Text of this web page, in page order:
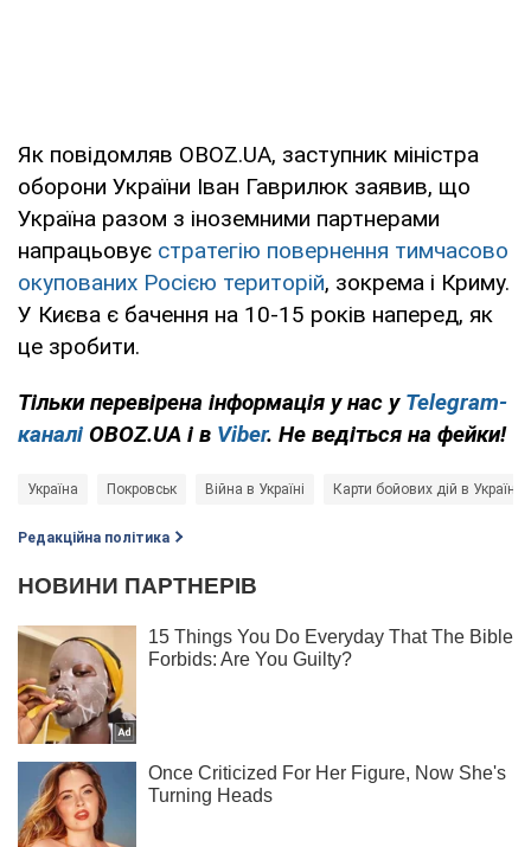
Як повідомляв OBOZ.UA, заступник міністра
оборони України Іван Гаврилюк заявив, що
Україна разом з іноземними партнерами
напрацьовує стратегію повернення тимчасово
окупованих Росією територій, зокрема і Криму.
У Києва є бачення на 10-15 років наперед, як
це зробити.
Тільки перевірена інформація у нас у Telegram-
каналі OBOZ.UA і в Viber. Не ведіться на фейки!
Україна Покровськ Війна в Україні Карти бойових дій в Україні
Редакційна політика